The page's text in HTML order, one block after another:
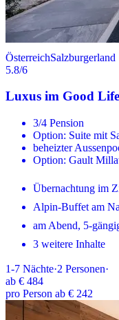
ÖsterreichSalzburgerland
5.8/6
Luxus im Good
3/4 Pension
Option: Suite mit
beheizter
Option: Gault
Übernachtung im
Alpin-Buffet am
am Abend, 5-
3 weitere Inhalte
1-7 Nächte·2 Personen·
ab € 484
pro Person ab € 242